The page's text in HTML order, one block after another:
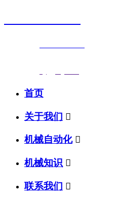
首页
关于我们 
机械自动化 
机械知识 
联系我们 